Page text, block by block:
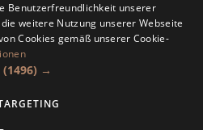
Benutzerfreundlichkeit unserer
weitere Nutzung unserer Webseite
Cookies gemäß unserer Cookie-
(1496) →